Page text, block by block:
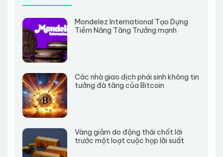
Mondelez International Tạo Dựng
Tiềm Năng Tăng Trưởng mạnh
Các nhà giao dịch phái sinh không tin
tưởng đà tăng của Bitcoin
Vàng giảm do động thái chốt lời
trước một loạt cuộc họp lãi suất